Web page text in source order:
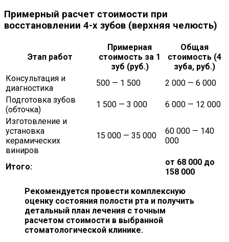
Примерный расчет стоимости при
восстановлении 4-х зубов (верхняя челюсть)
Этап работ
Примерная
стоимость за 1
зуб (руб.)
Общая
стоимость (4
зуба, руб.)
Консультация и
диагностика
500 — 1 500
2 000 — 6 000
Подготовка зубов
(обточка)
1 500 — 3 000
6 000 — 12 000
Изготовление и
установка
керамических
виниров
15 000 — 35 000
60 000 — 140
000
Итого:
от 68 000 до
158 000
Рекомендуется провести комплексную
оценку состояния полости рта и получить
детальный план лечения с точным
расчетом стоимости в выбранной
стоматологической клинике.